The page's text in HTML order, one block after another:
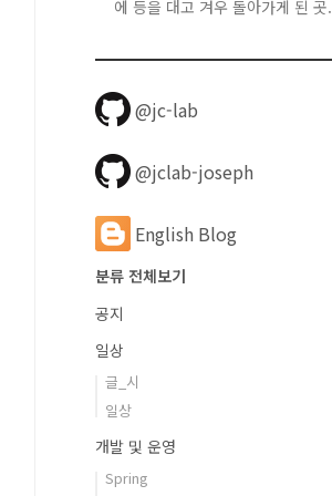
에 등을 대고 겨우 돌아가게 된 곳.
@jc-lab
@jclab-joseph
English Blog
분류 전체보기
공지
일상
글_시
일상
개발 및 운영
Spring